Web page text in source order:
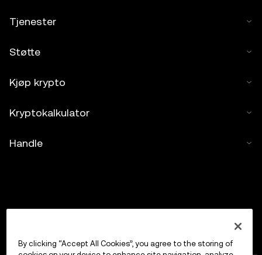
Tjenester
Støtte
Kjøp krypto
Kryptokalkulator
Handle
By clicking “Accept All Cookies”, you agree to the storing of